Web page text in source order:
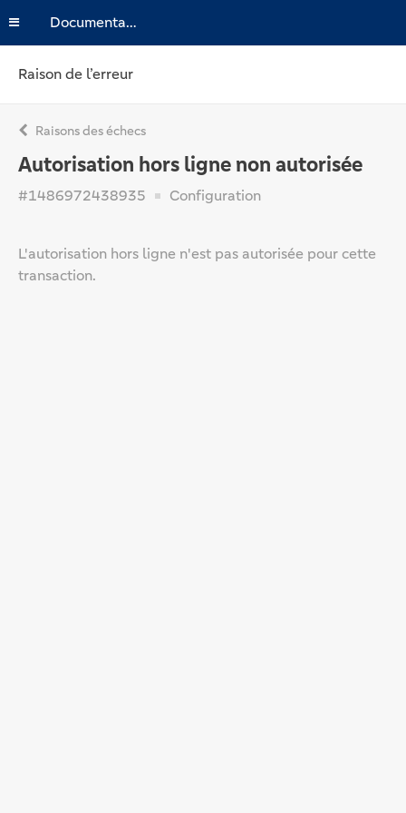
Documentation
Raison de l’erreur
Raisons des échecs
Autorisation hors ligne non autorisée
#1486972438935 Configuration
L'autorisation hors ligne n'est pas autorisée pour cette
transaction.